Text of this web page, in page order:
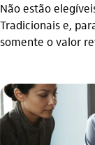
Não estão
Tradicionais e,
somente o valor